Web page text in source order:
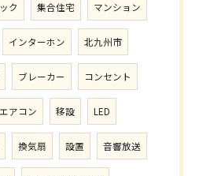
ク 集合住宅 マンション
インターホン 北九州市
ブレーカー コンセント
エアコン 移設 LED
換気扇 設置 音響放送